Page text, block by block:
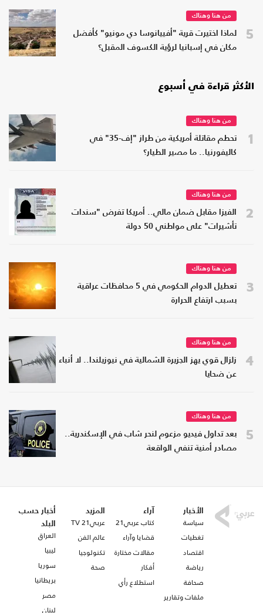
5
من هنا وهناك
لماذا اختيرت قرية "أفييانوسا دي مونيو" كأفضل
مكان في إسبانيا لرؤية الكسوف المقبل؟
الأكثر قراءة في أسبوع
1
من هنا وهناك
تحطم مقاتلة أمريكية من طراز "إف-35" في
كاليفورنيا.. ما مصير الطيار؟
2
من هنا وهناك
الفيزا مقابل ضمان مالي.. أمريكا تفرض "سندات
تأشيرات" على مواطني 50 دولة
3
من هنا وهناك
تعطيل الدوام الحكومي في 5 محافظات عراقية
بسبب ارتفاع الحرارة
4
من هنا وهناك
زلزال قوي يهز الجزيرة الشمالية في نيوزيلندا.. لا أنباء
عن ضحايا
5
من هنا وهناك
بعد تداول فيديو مزعوم لنحر شاب في الإسكندرية..
مصادر أمنية تنفي الواقعة
الأخبار
سياسة
تغطيات
اقتصاد
رياضة
صحافة
ملفات وتقارير
آراء
كتاب عربي21
قضايا وآراء
مقالات مختارة
أفكار
استطلاع رأي
المزيد
عربي21 TV
عالم الفن
تكنولوجيا
صحة
أخبار حسب
البلد
العراق
ليبيا
سوريا
بريطانيا
مصر
لبنان